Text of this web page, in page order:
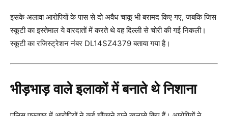
इसके अलावा आरोपियों के पास से दो अवैध चाकू भी बरामद किए गए, जबकि जिस
स्कूटी का इस्तेमाल ये वारदातों में करते थे वह दिल्ली से चोरी की गई निकली।
स्कूटी का रजिस्ट्रेशन नंबर DL14SZ4379 बताया गया है।
भीड़भाड़ वाले इलाकों में बनाते थे निशाना